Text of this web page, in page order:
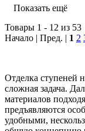
Показать ещё
Товары 1 - 12 из 53
Начало | Пред. | 1 2
Отделка ступеней
сложная задача.
материалов
предъявляются
удобными,